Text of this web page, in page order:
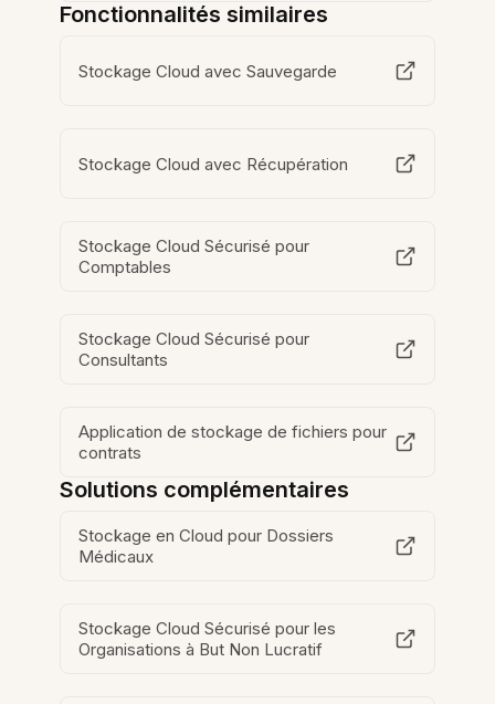
Fonctionnalités similaires
Stockage Cloud avec Sauvegarde
Stockage Cloud avec Récupération
Stockage Cloud Sécurisé pour
Comptables
Stockage Cloud Sécurisé pour
Consultants
Application de stockage de fichiers pour
contrats
Solutions complémentaires
Stockage en Cloud pour Dossiers
Médicaux
Stockage Cloud Sécurisé pour les
Organisations à But Non Lucratif